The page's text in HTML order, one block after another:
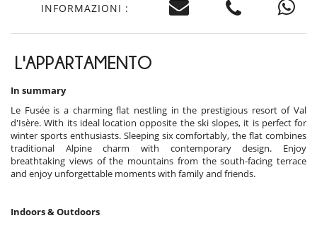
INFORMAZIONI :
L'APPARTAMENTO
In summary
Le Fusée is a charming flat nestling in the prestigious resort of Val
d'Isère. With its ideal location opposite the ski slopes, it is perfect for
winter sports enthusiasts. Sleeping six comfortably, the flat combines
traditional Alpine charm with contemporary design. Enjoy
breathtaking views of the mountains from the south-facing terrace
and enjoy unforgettable moments with family and friends.
Indoors & Outdoors